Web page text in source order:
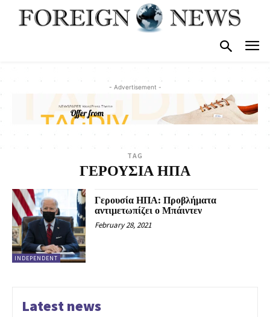
- Advertisement -
TAG
ΓΕΡΟΥΣΙΑ ΗΠΑ
INDEPENDENT
Γερουσία ΗΠΑ: Προβλήματα
αντιμετωπίζει ο Μπάιντεν
February 28, 2021
Latest news